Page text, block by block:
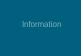
Information